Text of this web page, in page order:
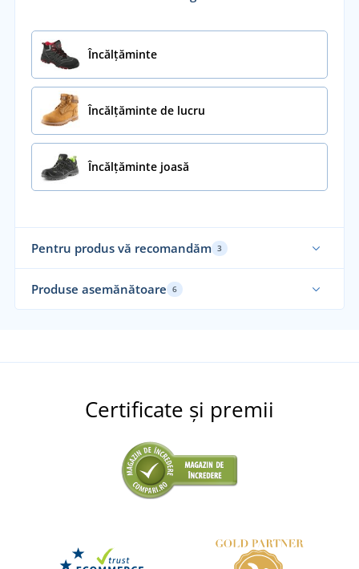
Încălţăminte
Încălțăminte de lucru
Încălțăminte joasă
Pentru produs vă recomandăm 3
Salopetă de lucru cu pieptar COOL TREND
Produse asemănătoare 6
Certificate și premii